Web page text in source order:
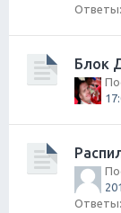
Ответы:
Блок
Ответы: